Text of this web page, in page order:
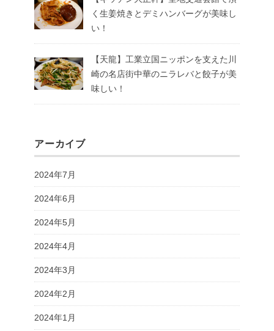
く生姜焼きとデミハンバーグが美味し
い！
【天龍】工業立国ニッポンを支えた川
崎の名店街中華のニラレバと餃子が美
味しい！
アーカイブ
2024年7月
2024年6月
2024年5月
2024年4月
2024年3月
2024年2月
2024年1月